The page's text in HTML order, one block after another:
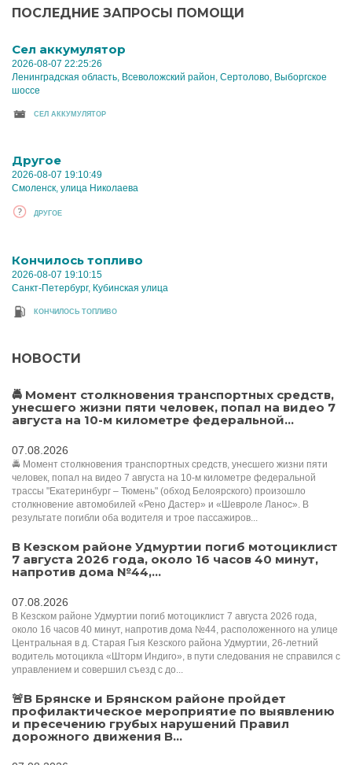
ПОСЛЕДНИЕ ЗАПРОСЫ ПОМОЩИ
Cел аккумулятор
2026-08-07 22:25:26
Ленинградская область, Всеволожский район, Сертолово, Выборгское
шоссе
CЕЛ АККУМУЛЯТОР
Другое
2026-08-07 19:10:49
Смоленск, улица Николаева
ДРУГОЕ
Кончилось топливо
2026-08-07 19:10:15
Санкт-Петербург, Кубинская улица
КОНЧИЛОСЬ ТОПЛИВО
НОВОСТИ
🚔 Момент столкновения транспортных средств,
унесшего жизни пяти человек, попал на видео 7
августа на 10-м километре федеральной...
07.08.2026
🚔 Момент столкновения транспортных средств, унесшего жизни пяти
человек, попал на видео 7 августа на 10-м километре федеральной
трассы "Екатеринбург – Тюмень" (обход Белоярского) произошло
столкновение автомобилей «Рено Дастер» и «Шевроле Ланос». В
результате погибли оба водителя и трое пассажиров...
В Кезском районе Удмуртии погиб мотоциклист
7 августа 2026 года, около 16 часов 40 минут,
напротив дома №44,...
07.08.2026
В Кезском районе Удмуртии погиб мотоциклист 7 августа 2026 года,
около 16 часов 40 минут, напротив дома №44, расположенного на улице
Центральная в д. Старая Гыя Кезского района Удмуртии, 26-летний
водитель мотоцикла «Шторм Индиго», в пути следования не справился с
управлением и совершил съезд с до...
🚨В Брянске и Брянском районе пройдет
профилактическое мероприятие по выявлению
и пресечению грубых нарушений Правил
дорожного движения В...